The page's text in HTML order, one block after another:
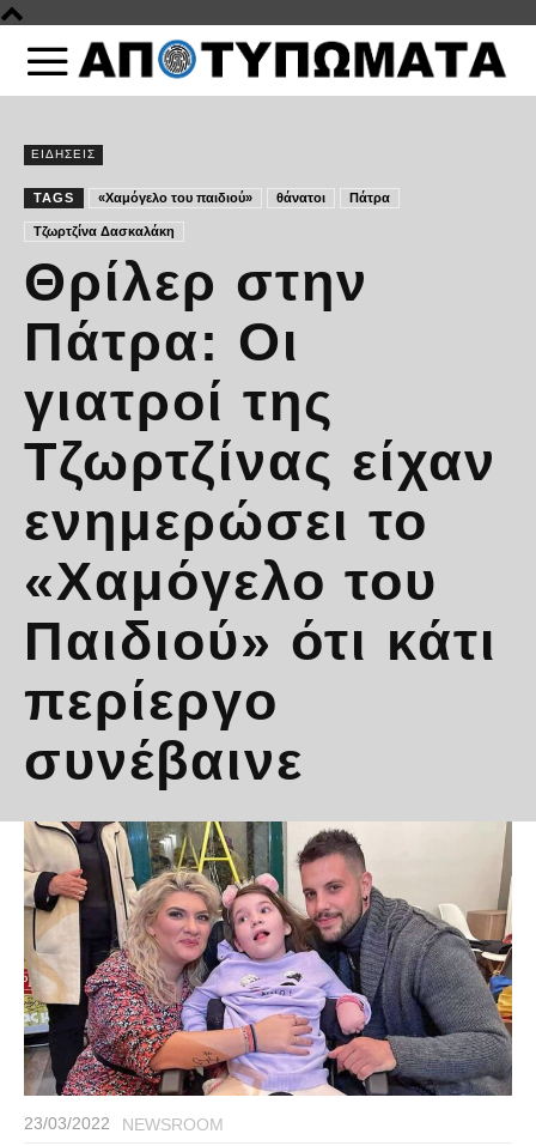
ΕΙΔΗΣΕΙΣ
TAGS «Χαμόγελο του παιδιού» θάνατοι Πάτρα
Τζωρτζίνα Δασκαλάκη
Θρίλερ στην
Πάτρα: Οι
γιατροί της
Τζωρτζίνας είχαν
ενημερώσει το
«Χαμόγελο του
Παιδιού» ότι κάτι
περίεργο
συνέβαινε
23/03/2022 NEWSROOM